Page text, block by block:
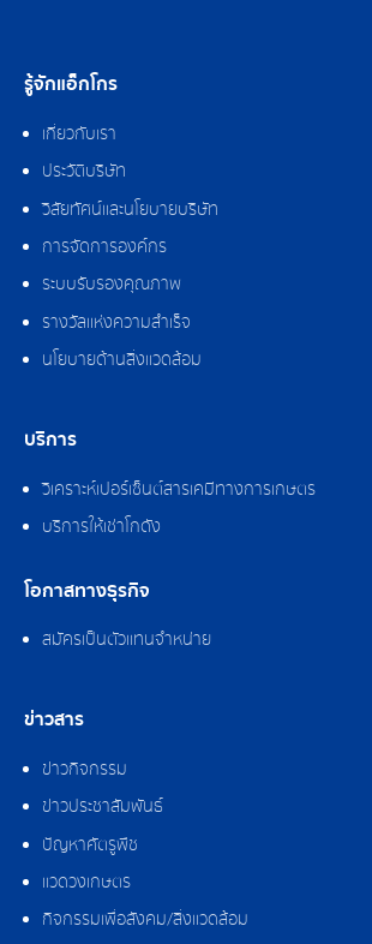
รู้จักแอ็กโกร
เกี่ยวกับเรา
ประวัติบริษัท
วิสัยทัศน์และนโยบายบริษัท
การจัดการองค์กร
ระบบรับรองคุณภาพ
รางวัลแห่งความสำเร็จ
นโยบายด้านสิ่งแวดล้อม
บริการ
วิเคราะห์เปอร์เซ็นต์สารเคมีทางการเกษตร
บริการให้เช่าโกดัง
โอกาสทางธุรกิจ
สมัครเป็นตัวแทนจำหน่าย
ข่าวสาร
ข่าวกิจกรรม
ข่าวประชาสัมพันธ์
ปัญหาศัตรูพืช
แวดวงเกษตร
กิจกรรมเพื่อสังคม/สิ่งแวดล้อม